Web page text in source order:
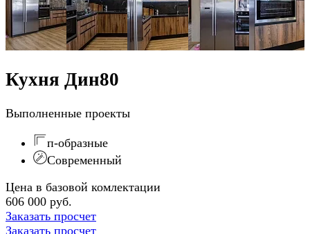
Кухня Дин80
Выполненные проекты
п-образные
Современный
Цена в базовой комлектации
606 000 руб.
Заказать просчет
Заказать просчет